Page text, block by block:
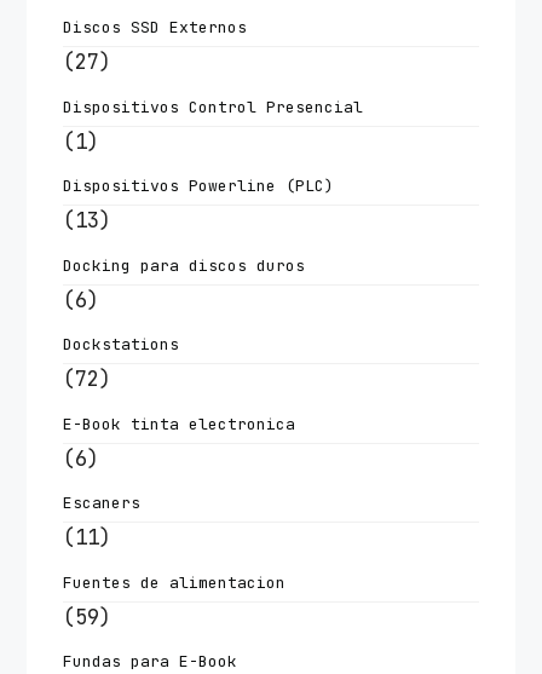
Discos SSD Externos
(27)
Dispositivos Control Presencial
(1)
Dispositivos Powerline (PLC)
(13)
Docking para discos duros
(6)
Dockstations
(72)
E-Book tinta electronica
(6)
Escaners
(11)
Fuentes de alimentacion
(59)
Fundas para E-Book